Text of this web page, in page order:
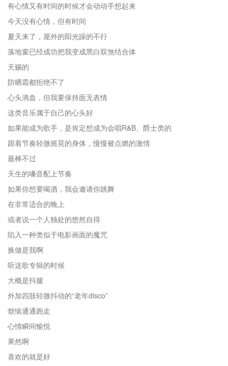
有心情又有时间的时候才会动动手想起来
今天没有心情，但有时间
夏天来了，屋外的阳光躁的不行
落地窗已经成功把我变成黑白双煞结合体
天赐的
防晒霜都拒绝不了
心头滴血，但我要保持面无表情
这类音乐属于自己的心头好
如果能成为歌手，是肯定想成为会唱R&B、爵士类的
跟着节奏轻微摇晃的身体，慢慢被点燃的激情
最棒不过
天生的嗓音配上节奏
如果你想要喝酒，我会邀请你跳舞
在非常适合的晚上
或者说一个人独处的悠然自得
陷入一种类似于电影画面的魔咒
换做是我啊
听这歌专辑的时候
大概是抖腿
外加四肢轻微抖动的“老年disco”
烦恼通通跑走
心情瞬间愉悦
果然啊
喜欢的就是好